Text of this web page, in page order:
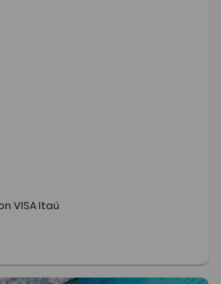
VISA Itaú